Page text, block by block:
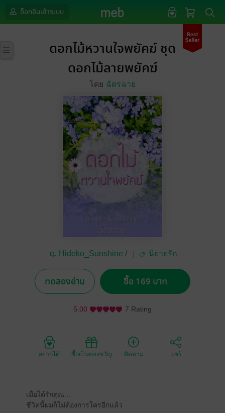
ล็อกอินเข้าระบบ
ดอกไม้หวานใจพยัคฆ์ ชุด
ดอกไม้ลายพยัคฆ์
โดย ฉัตรฉาย
Hideko_Sunshine /
นิยายรัก
ทดลองอ่าน ซื้อ 169 บาท
5.00 7 Rating
อยากได้ ซื้อเป็นของขวัญ ติดตาม แชร์
เมื่อได้รักคุณ...
ชีวิตนี้ผมก็ไม่ต้องการใครอีกแล้ว